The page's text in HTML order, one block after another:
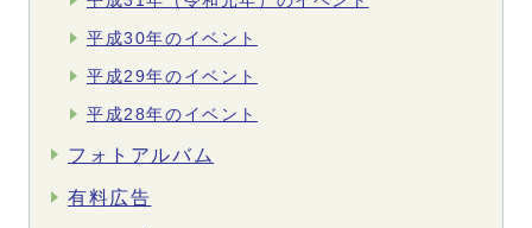
平成30年のイベント
平成29年のイベント
平成28年のイベント
フォトアルバム
有料広告